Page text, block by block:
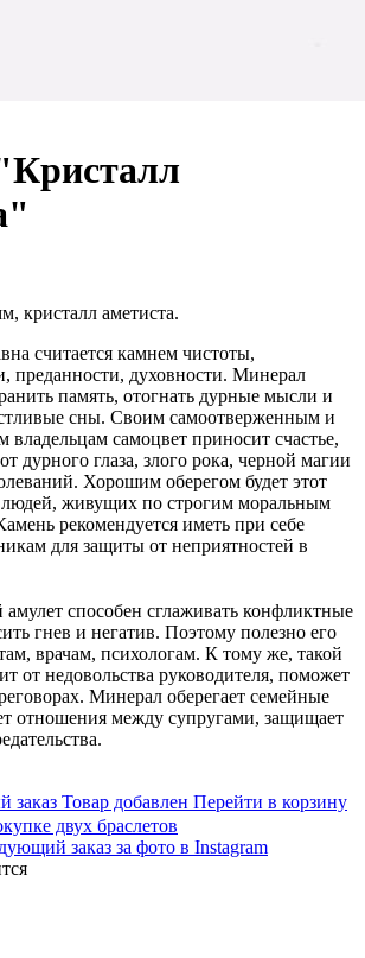
кристалл аметиста.
считается камнем чистоты,
преданности, духовности. Минерал
память, отогнать дурные мысли и
сны. Своим самоотверженным и
владельцам самоцвет приносит счастье,
дурного глаза, злого рока, черной магии
Хорошим оберегом будет этот
людей, живущих по строгим моральным
рекомендуется иметь при себе
для защиты от неприятностей в
способен сглаживать конфликтные
гнев и негатив. Поэтому полезно его
врачам, психологам. К тому же, такой
от недовольства руководителя, поможет
Минерал оберегает семейные
отношения между супругами, защищает
заказ Товар добавлен Перейти в корзину
двух браслетов
заказ за фото в Instagram